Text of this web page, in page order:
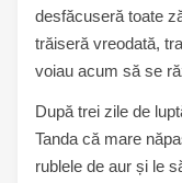
desfăcuseră toate
trăiseră vreodată,
voiau acum să se
După trei zile de
Tanda că mare
rublele de aur și le